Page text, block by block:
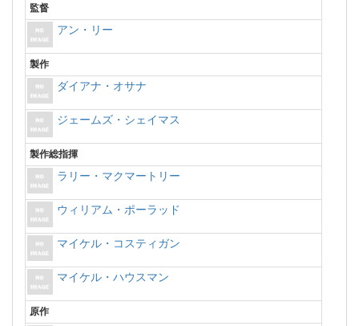
監督
アン・リー
製作
ダイアナ・オサナ
ジェームズ・シェイマス
製作総指揮
ラリー・マクマートリー
ウィリアム・ポーラッド
マイケル・コスティガン
マイケル・ハウスマン
原作